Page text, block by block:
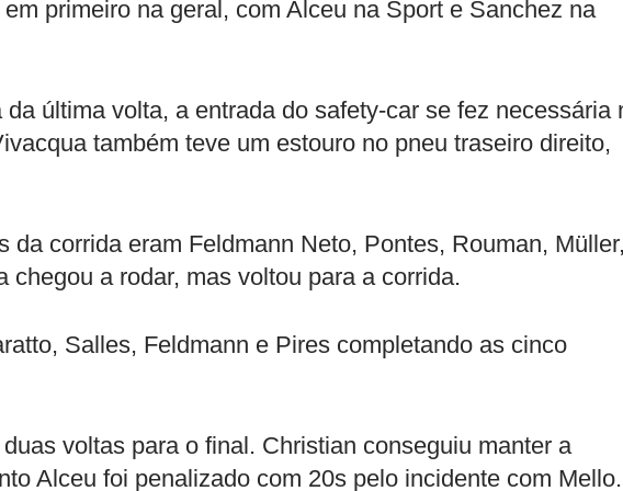
primeiro na geral, com Alceu na Sport e Sanchez na
última volta, a entrada do safety-car se fez necessária
também teve um estouro no pneu traseiro direito,
da corrida eram Feldmann Neto, Pontes, Rouman,
chegou a rodar, mas voltou para a corrida.
Salles, Feldmann e Pires completando as cinco
voltas para o final. Christian conseguiu manter a
Alceu foi penalizado com 20s pelo incidente com Mello.